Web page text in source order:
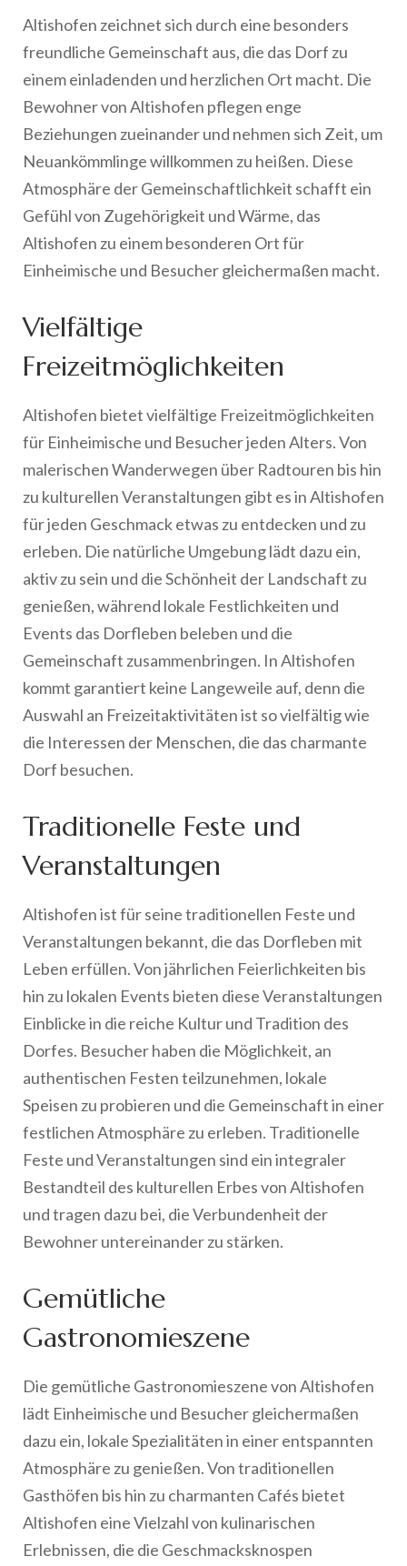
Altishofen zeichnet sich durch eine besonders
freundliche Gemeinschaft aus, die das Dorf zu
einem einladenden und herzlichen Ort macht. Die
Bewohner von Altishofen pflegen enge
Beziehungen zueinander und nehmen sich Zeit, um
Neuankömmlinge willkommen zu heißen. Diese
Atmosphäre der Gemeinschaftlichkeit schafft ein
Gefühl von Zugehörigkeit und Wärme, das
Altishofen zu einem besonderen Ort für
Einheimische und Besucher gleichermaßen macht.
Vielfältige
Freizeitmöglichkeiten
Altishofen bietet vielfältige Freizeitmöglichkeiten
für Einheimische und Besucher jeden Alters. Von
malerischen Wanderwegen über Radtouren bis hin
zu kulturellen Veranstaltungen gibt es in Altishofen
für jeden Geschmack etwas zu entdecken und zu
erleben. Die natürliche Umgebung lädt dazu ein,
aktiv zu sein und die Schönheit der Landschaft zu
genießen, während lokale Festlichkeiten und
Events das Dorfleben beleben und die
Gemeinschaft zusammenbringen. In Altishofen
kommt garantiert keine Langeweile auf, denn die
Auswahl an Freizeitaktivitäten ist so vielfältig wie
die Interessen der Menschen, die das charmante
Dorf besuchen.
Traditionelle Feste und
Veranstaltungen
Altishofen ist für seine traditionellen Feste und
Veranstaltungen bekannt, die das Dorfleben mit
Leben erfüllen. Von jährlichen Feierlichkeiten bis
hin zu lokalen Events bieten diese Veranstaltungen
Einblicke in die reiche Kultur und Tradition des
Dorfes. Besucher haben die Möglichkeit, an
authentischen Festen teilzunehmen, lokale
Speisen zu probieren und die Gemeinschaft in einer
festlichen Atmosphäre zu erleben. Traditionelle
Feste und Veranstaltungen sind ein integraler
Bestandteil des kulturellen Erbes von Altishofen
und tragen dazu bei, die Verbundenheit der
Bewohner untereinander zu stärken.
Gemütliche
Gastronomieszene
Die gemütliche Gastronomieszene von Altishofen
lädt Einheimische und Besucher gleichermaßen
dazu ein, lokale Spezialitäten in einer entspannten
Atmosphäre zu genießen. Von traditionellen
Gasthöfen bis hin zu charmanten Cafés bietet
Altishofen eine Vielzahl von kulinarischen
Erlebnissen, die die Geschmacksknospen